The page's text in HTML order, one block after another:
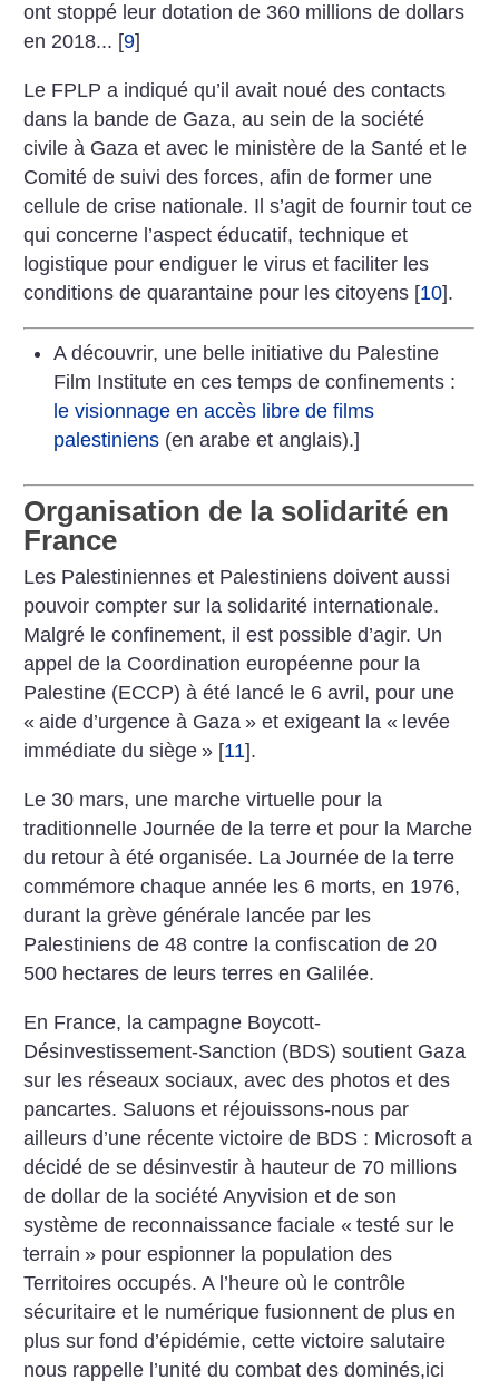
ont stoppé leur dotation de 360 millions de dollars
en 2018... [9]
Le FPLP a indiqué qu’il avait noué des contacts
dans la bande de Gaza, au sein de la société
civile à Gaza et avec le ministère de la Santé et le
Comité de suivi des forces, afin de former une
cellule de crise nationale. Il s’agit de fournir tout ce
qui concerne l’aspect éducatif, technique et
logistique pour endiguer le virus et faciliter les
conditions de quarantaine pour les citoyens [10].
A découvrir, une belle initiative du Palestine
Film Institute en ces temps de confinements :
le visionnage en accès libre de films
palestiniens(en arabe et anglais).]
Organisation de la solidarité en
France
Les Palestiniennes et Palestiniens doivent aussi
pouvoir compter sur la solidarité internationale.
Malgré le confinement, il est possible d’agir. Un
appel de la Coordination européenne pour la
Palestine (ECCP) à été lancé le 6 avril, pour une
« aide d’urgence à Gaza » et exigeant la « levée
immédiate du siège » [11].
Le 30 mars, une marche virtuelle pour la
traditionnelle Journée de la terre et pour la Marche
du retour à été organisée. La Journée de la terre
commémore chaque année les 6 morts, en 1976,
durant la grève générale lancée par les
Palestiniens de 48 contre la confiscation de 20
500 hectares de leurs terres en Galilée.
En France, la campagne Boycott-
Désinvestissement-Sanction (BDS) soutient Gaza
sur les réseaux sociaux, avec des photos et des
pancartes. Saluons et réjouissons-nous par
ailleurs d’une récente victoire de BDS : Microsoft a
décidé de se désinvestir à hauteur de 70 millions
de dollar de la société Anyvision et de son
système de reconnaissance faciale « testé sur le
terrain » pour espionner la population des
Territoires occupés. A l’heure où le contrôle
sécuritaire et le numérique fusionnent de plus en
plus sur fond d’épidémie, cette victoire salutaire
nous rappelle l’unité du combat des dominés,ici